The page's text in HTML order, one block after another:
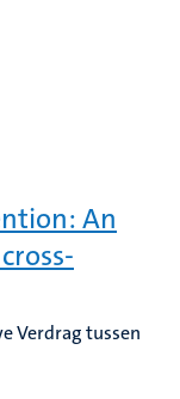
An
Verdrag tussen